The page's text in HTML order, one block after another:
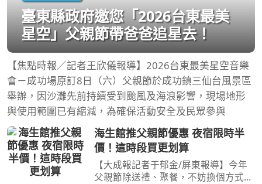
臺東縣政府邀您「2026台東最美
星空」父親節帶爸爸追星去！
【焦點時報／記者王欣儀報導】2026台東最美星空音樂
會－成功場原訂8日（六）父親節於成功鎮三仙台風景區
舉辦，因沙灘先前持續受到颱風及海浪影響，現場地形
與使用範圍已有縮減，為確保活動安全及民眾參與
海生館推父親節優惠 夜宿限時半
價！這時段買更划算
【大成報記者于郁金/屏東報導】今年
父親節除送禮、聚餐，不妨換個方式慶